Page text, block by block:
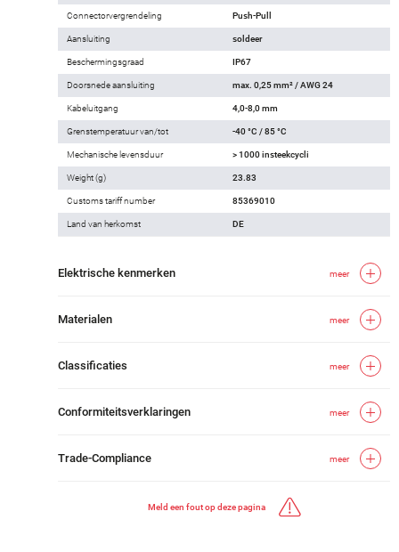
Connectorvergrendeling Push-Pull
Aansluiting soldeer
Beschermingsgraad IP67
Doorsnede aansluiting max. 0,25 mm² / AWG 24
Kabeluitgang 4,0-8,0 mm
Grenstemperatuur van/tot -40 °C / 85 °C
Mechanische levensduur > 1000 insteekcycli
Weight (g) 23.83
Customs tariff number 85369010
Land van herkomst DE
Elektrische kenmerken meer
Materialen meer
Classificaties meer
Conformiteitsverklaringen meer
Trade-Compliance meer
Meld een fout op deze pagina